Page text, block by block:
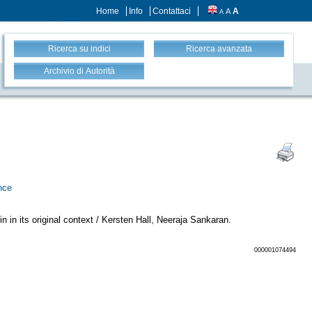
Home Info Contattaci A A A
Ricerca su indici Ricerca avanzata
Archivio di Autorità